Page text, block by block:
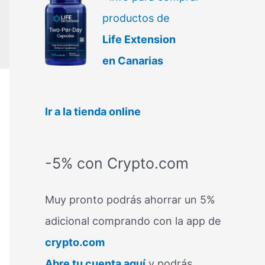
productos de
Life Extension
en Canarias
Ir a la tienda online
-5% con Crypto.com
Muy pronto podrás ahorrar un 5%
adicional comprando con la app de
crypto.com